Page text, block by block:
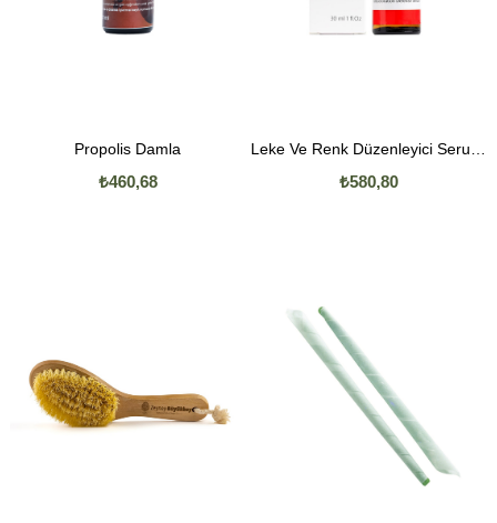
Propolis Damla
₺460,68 ₺580,80